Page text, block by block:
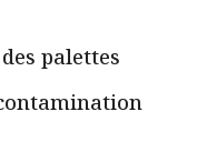
palettes